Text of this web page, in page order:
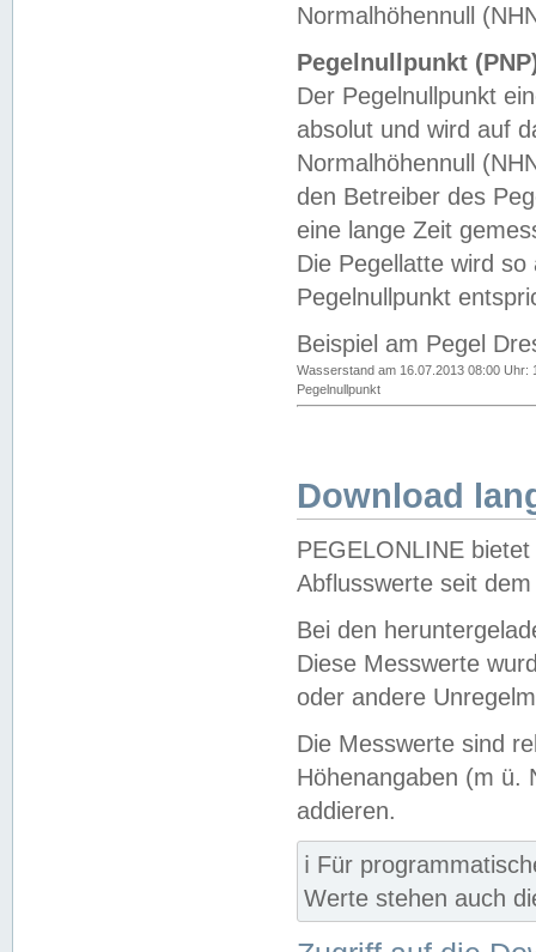
Normalhöhennull
Pegelnullpunkt
Der Pegelnullpunkt
absolut und wird auf
Normalhöhennull
den Betreiber des
eine lange Zeit
Die Pegellatte wird
Pegelnullpunkt
Beispiel am Pegel
Wasserstand am 16.07.2013 08:00 Uhr:
Pegelnullpunkt
Download
PEGELONLINE
Abflusswerte seit
Bei den
Diese Messwerte
oder andere
Die Messwerte sind
Höhenangaben (m ü.
addieren.
ℹ️ Für
Werte stehen auch